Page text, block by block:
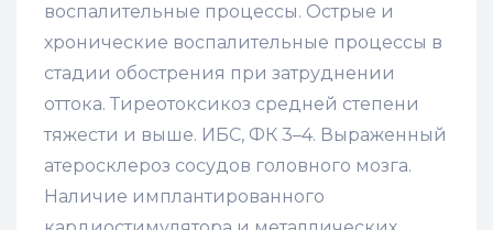
воспалительные процессы. Острые и
хронические воспалительные процессы в
стадии обострения при затруднении
оттока. Тиреотоксикоз средней степени
тяжести и выше. ИБС, ФК 3–4. Выраженный
атеросклероз сосудов головного мозга.
Наличие имплантированного